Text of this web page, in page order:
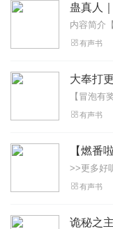
有声书
有声书
有声书